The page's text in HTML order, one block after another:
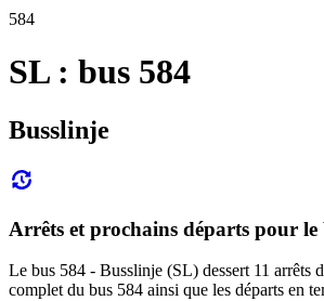
584
SL : bus 584
Busslinje
Arrêts et prochains départs pour le
Le bus 584 - Busslinje (SL) dessert 11 arrêts
complet du bus 584 ainsi que les départs en